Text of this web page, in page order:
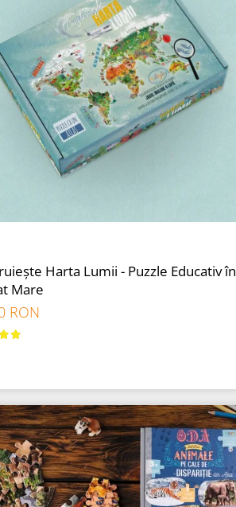
Harta Lumii - Puzzle Educativ în
Mare
RON